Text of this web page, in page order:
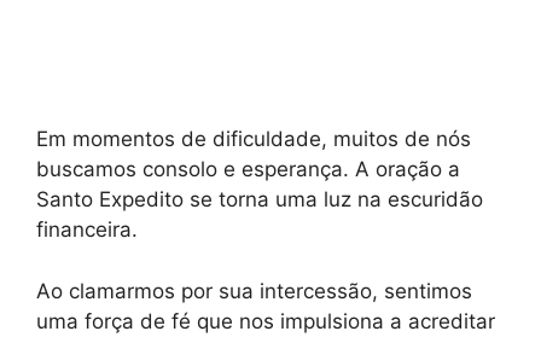
Em momentos de dificuldade, muitos de nós
buscamos consolo e esperança. A oração a
Santo Expedito se torna uma luz na escuridão
financeira.
Ao clamarmos por sua intercessão, sentimos
uma força de fé que nos impulsiona a acreditar